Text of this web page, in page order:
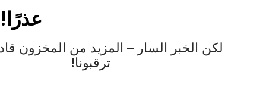
لكن الخبر السار – المزيد من المخزون
ترقبونا!